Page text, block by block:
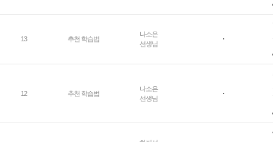
13 추천 학습법
나소은
선생님
12 추천 학습법
나소은
선생님